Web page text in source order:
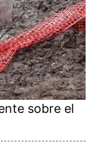
sobre el